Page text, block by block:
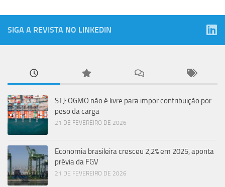
SIGA A REVISTA NO LINKEDIN
STJ: OGMO não é livre para impor contribuição por
peso da carga
21 DE FEVEREIRO DE 2026
Economia brasileira cresceu 2,2% em 2025, aponta
prévia da FGV
21 DE FEVEREIRO DE 2026